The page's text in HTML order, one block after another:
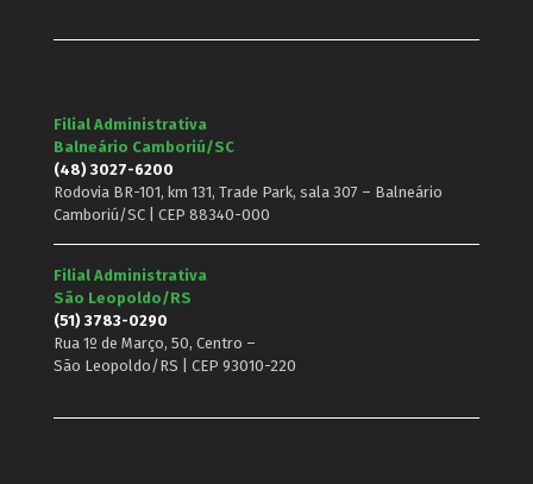
Filial Administrativa
Balneário Camboriú/SC
(48) 3027-6200
Rodovia BR-101, km 131, Trade Park, sala 307 – Balneário
Camboriú/SC | CEP 88340-000
Filial Administrativa
São Leopoldo/RS
(51) 3783-0290
Rua 1º de Março, 50, Centro –
São Leopoldo/RS | CEP 93010-220